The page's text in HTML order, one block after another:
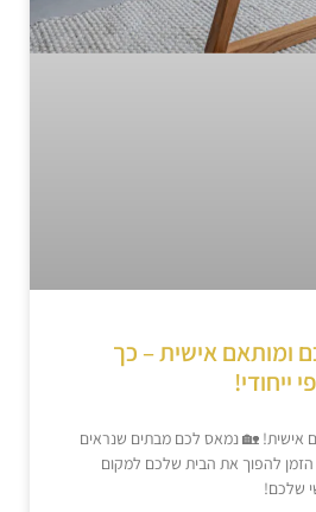
ומותאם אישית – כך
ייחודי!
אישית! 🏡 נמאס לכם מבתים שנראים
הזמן להפוך את הבית שלכם למקום
שלכם!